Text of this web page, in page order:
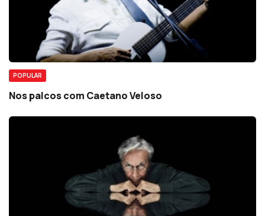
POPULAR
Nos palcos com Caetano Veloso